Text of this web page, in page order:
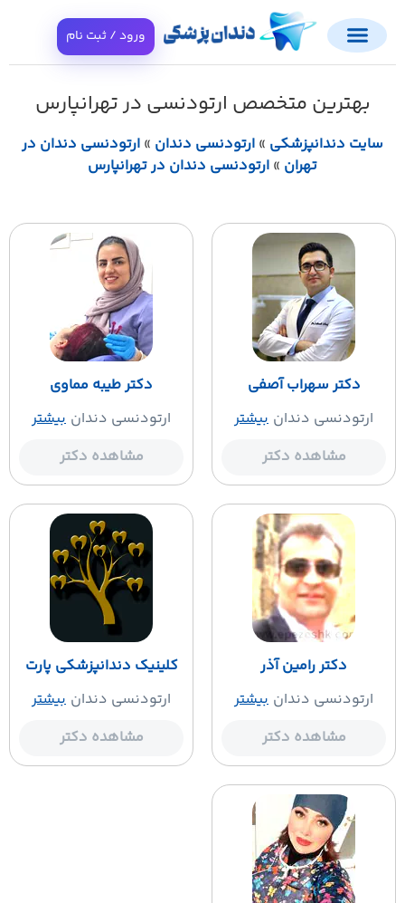
ورود / ثبت نام
بهترین متخصص ارتودنسی در تهرانپارس
سایت دندانپزشکی»ارتودنسی دندان»ارتودنسی دندان در
تهران»ارتودنسی دندان در تهرانپارس
دکتر سهراب آصفی
ارتودنسی دندان بیشتر
مشاهده دکتر
دکتر طیبه مماوی
ارتودنسی دندان بیشتر
مشاهده دکتر
دکتر رامین آذر
ارتودنسی دندان بیشتر
مشاهده دکتر
کلینیک دندانپزشکی پارت
ارتودنسی دندان بیشتر
مشاهده دکتر